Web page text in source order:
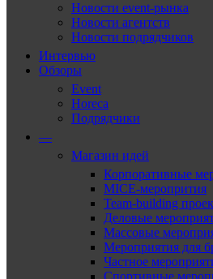
Новости event-рынка
Новости агентств
Новости подрядчиков
Интервью
Обзоры
Event
Horeca
Подрядчики
—
Магазин идей
Корпоративные
MICE-меропрития
Team-building
Деловые
Массовые
Мероприятия для
Частное
Спортивные